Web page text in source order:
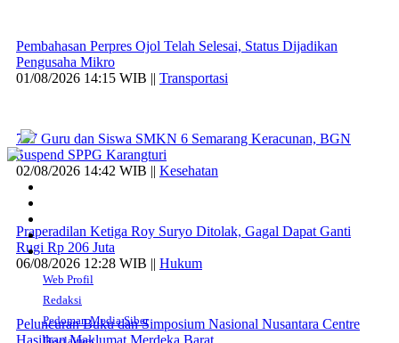
Pembahasan Perpres Ojol Telah Selesai, Status Dijadikan
Pengusaha Mikro
01/08/2026 14:15 WIB || Transportasi
707 Guru dan Siswa SMKN 6 Semarang Keracunan, BGN
Suspend SPPG Karangturi
02/08/2026 14:42 WIB || Kesehatan
Praperadilan Ketiga Roy Suryo Ditolak, Gagal Dapat Ganti
Rugi Rp 206 Juta
06/08/2026 12:28 WIB || Hukum
Peluncuran Buku dan Simposium Nasional Nusantara Centre
Hasilkan Maklumat Merdeka Barat
Web Profil
Redaksi
Pedoman Media Siber